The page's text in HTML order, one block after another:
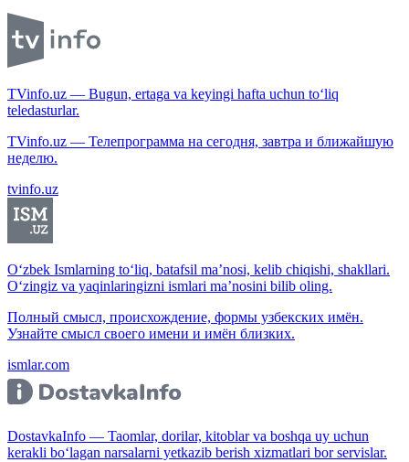
TVinfo.uz — Bugun, ertaga va keyingi hafta uchun to‘liq
teledasturlar.
TVinfo.uz — Телепрограмма на сегодня, завтра и ближайшую
неделю.
tvinfo.uz
O‘zbek Ismlarning to‘liq, batafsil ma’nosi, kelib chiqishi, shakllari.
O‘zingiz va yaqinlaringizni ismlari ma’nosini bilib oling.
Полный смысл, происхождение, формы узбекских имён.
Узнайте смысл своего имени и имён близких.
ismlar.com
DostavkaInfo — Taomlar, dorilar, kitoblar va boshqa uy uchun
kerakli bo‘lagan narsalarni yetkazib berish xizmatlari bor servislar.